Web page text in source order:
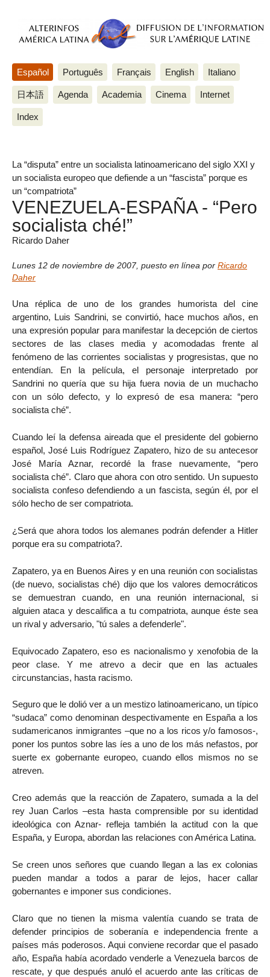
Español Português Français English Italiano
日本語 Agenda Academia Cinema Internet
Index
La “disputa” entre un socialista latinoamericano del siglo XXI y
un socialista europeo que defiende a un “fascista” porque es
un “compatriota”
VENEZUELA-ESPAÑA - “Pero
socialista ché!”
Ricardo Daher
Lunes 12 de noviembre de 2007, puesto en línea por Ricardo
Daher
Una réplica de uno de los grandes humorista del cine
argentino, Luis Sandrini, se convirtió, hace muchos años, en
una expresión popular para manifestar la decepción de ciertos
sectores de las clases media y acomodadas frente al
fenómeno de las corrientes socialistas y progresistas, que no
entendían. En la película, el personaje interpretado por
Sandrini no quería que su hija fuera novia de un muchacho
con un sólo defecto, y lo expresó de esa manera: “pero
socialista ché”.
Cuando leí la defensa aireada que el presidente del gobierno
español, José Luis Rodríguez Zapatero, hizo de su antecesor
José María Aznar, recordé la frase nuevamente, “pero
socialista ché”. Claro que ahora con otro sentido. Un supuesto
socialista confeso defendiendo a un fascista, según él, por el
sólo hecho de ser compatriota.
¿Será que ahora todos los alemanes podrán defender a Hitler
porque era su compatriota?.
Zapatero, ya en Buenos Aires y en una reunión con socialistas
(de nuevo, socialistas ché) dijo que los valores democráticos
se demuestran cuando, en una reunión internacional, si
alguien ataca y descalifica a tu compatriota, aunque éste sea
un rival y adversario, "tú sales a defenderle".
Equivocado Zapatero, eso es nacionalismo y xenofobia de la
peor clase. Y me atrevo a decir que en las actuales
circunstancias, hasta racismo.
Seguro que le dolió ver a un mestizo latinoamericano, un típico
“sudaca” como denominan despectivamente en España a los
sudamericanos inmigrantes –que no a los ricos y/o famosos-,
poner los puntos sobre las íes a uno de los más nefastos, por
suerte ex gobernante europeo, cuando ellos mismos no se
atreven.
Creo además que la reacción de Zapatero, sumada a la del
rey Juan Carlos –esta hasta comprensible por su identidad
ideológica con Aznar- refleja también la actitud con la que
España, y Europa, abordan las relaciones con América Latina.
Se creen unos señores que cuando llegan a las ex colonias
pueden mandar a todos a parar de lejos, hacer callar
gobernantes e imponer sus condiciones.
Claro que no tienen la misma valentía cuando se trata de
defender principios de soberanía e independencia frente a
países más poderosos. Aqui conviene recordar que el pasado
año, España había acordado venderle a Venezuela barcos de
rescate, y que después anuló el acuerdo ante las críticas de